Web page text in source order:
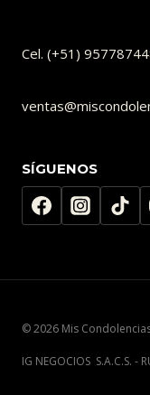
Cel. (+51)
SÍGUENOS
© 2026 Mis
IG NEGOCIOS S.A.C.S. -